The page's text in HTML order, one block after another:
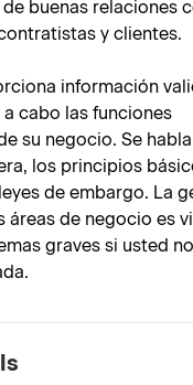
buenas relaciones
y clientes.
información
cabo las funciones
su negocio. Se
los principios
de embargo. La
áreas de negocio es
graves si usted